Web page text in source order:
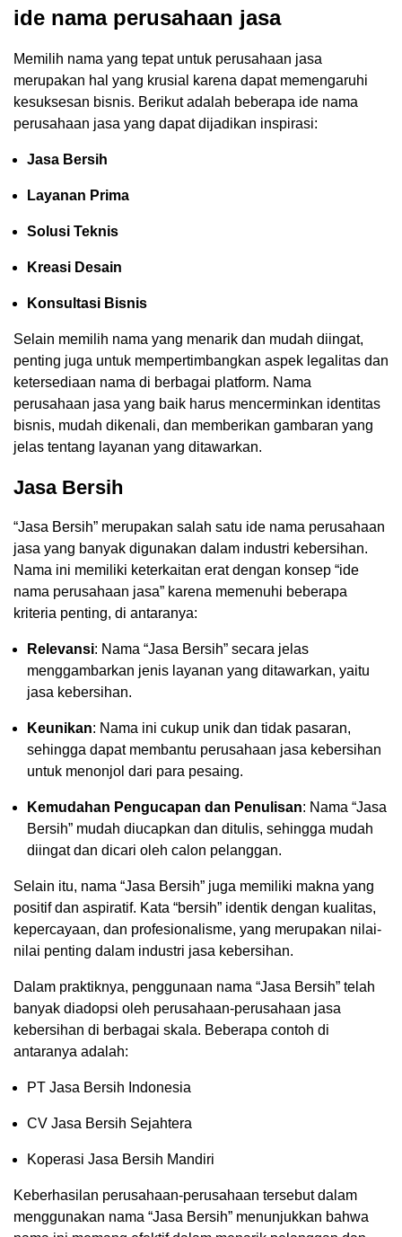
ide nama perusahaan jasa
Memilih nama yang tepat untuk perusahaan jasa
merupakan hal yang krusial karena dapat memengaruhi
kesuksesan bisnis. Berikut adalah beberapa ide nama
perusahaan jasa yang dapat dijadikan inspirasi:
Jasa Bersih
Layanan Prima
Solusi Teknis
Kreasi Desain
Konsultasi Bisnis
Selain memilih nama yang menarik dan mudah diingat,
penting juga untuk mempertimbangkan aspek legalitas dan
ketersediaan nama di berbagai platform. Nama
perusahaan jasa yang baik harus mencerminkan identitas
bisnis, mudah dikenali, dan memberikan gambaran yang
jelas tentang layanan yang ditawarkan.
Jasa Bersih
“Jasa Bersih” merupakan salah satu ide nama perusahaan
jasa yang banyak digunakan dalam industri kebersihan.
Nama ini memiliki keterkaitan erat dengan konsep “ide
nama perusahaan jasa” karena memenuhi beberapa
kriteria penting, di antaranya:
Relevansi: Nama “Jasa Bersih” secara jelas
menggambarkan jenis layanan yang ditawarkan, yaitu
jasa kebersihan.
Keunikan: Nama ini cukup unik dan tidak pasaran,
sehingga dapat membantu perusahaan jasa kebersihan
untuk menonjol dari para pesaing.
Kemudahan Pengucapan dan Penulisan: Nama “Jasa
Bersih” mudah diucapkan dan ditulis, sehingga mudah
diingat dan dicari oleh calon pelanggan.
Selain itu, nama “Jasa Bersih” juga memiliki makna yang
positif dan aspiratif. Kata “bersih” identik dengan kualitas,
kepercayaan, dan profesionalisme, yang merupakan nilai-
nilai penting dalam industri jasa kebersihan.
Dalam praktiknya, penggunaan nama “Jasa Bersih” telah
banyak diadopsi oleh perusahaan-perusahaan jasa
kebersihan di berbagai skala. Beberapa contoh di
antaranya adalah:
PT Jasa Bersih Indonesia
CV Jasa Bersih Sejahtera
Koperasi Jasa Bersih Mandiri
Keberhasilan perusahaan-perusahaan tersebut dalam
menggunakan nama “Jasa Bersih” menunjukkan bahwa